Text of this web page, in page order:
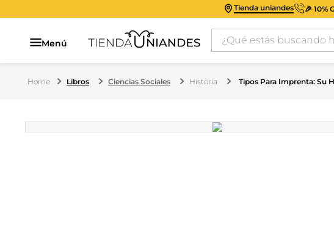
Tienda uniandes 🎉 10%
Menú
¿Qué estás buscando
Libros Ciencias Sociales Historia Tipos Para Imprenta: Su